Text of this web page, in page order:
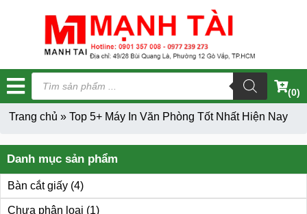
Tìm
kiếm
sản
phẩm
(0)
Trang chủ » Top 5+ Máy In Văn Phòng Tốt Nhất Hiện Nay
Danh mục sản phẩm
Bàn cắt giấy (4)
Chưa phân loại (1)